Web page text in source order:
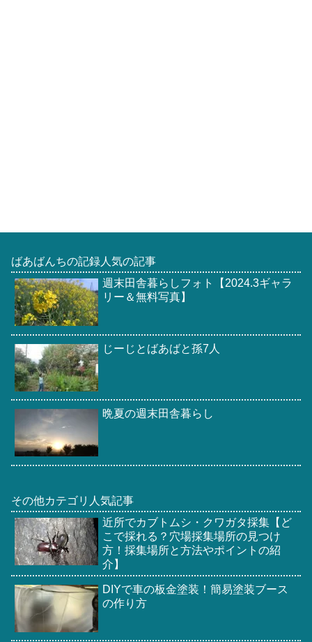
ばあばんちの記録人気の記事
週末田舎暮らしフォト【2024.3ギャラ
リー＆無料写真】
じーじとばあばと孫7人
晩夏の週末田舎暮らし
その他カテゴリ人気記事
近所でカブトムシ・クワガタ採集【ど
こで採れる？穴場採集場所の見つけ
方！採集場所と方法やポイントの紹
介】
DIYで車の板金塗装！簡易塗装ブース
の作り方